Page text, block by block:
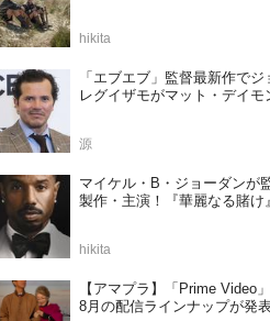
hikita
「エブエブ」監督最新作でジ
レグイザモがマット・デイモ
源
マイケル・B・ジョーダンが
製作・主演！『華麗なる賭け
hikita
【アマプラ】「Prime Video
8月の配信ラインナップが発表